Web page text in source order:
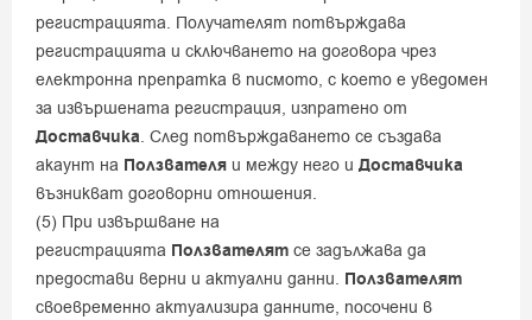
регистрацията. Получателят потвърждава
регистрацията и сключването на договора чрез
електронна препратка в писмото, с което е уведомен
за извършената регистрация, изпратено от
Доставчика. След потвърждаването се създава
акаунт на Ползвателя и между него и Доставчика
възникват договорни отношения.
(5) При извършване на
регистрацията Ползвателят се задължава да
предостави верни и актуални данни. Ползвателят
своевременно актуализира данните, посочени в